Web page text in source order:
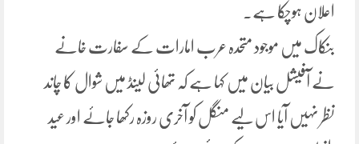
اعلان ہوچکا ہے۔
بنکاک میں موجود متحدہ عرب امارات کے سفارت خانے
نے آفیشل بیان میں کہا ہے کہ تھائی لینڈ میں شوال کا چاند
نظر نہیں آیا اس لیے منگل کو آخری روزہ رکھا جائے اور عید